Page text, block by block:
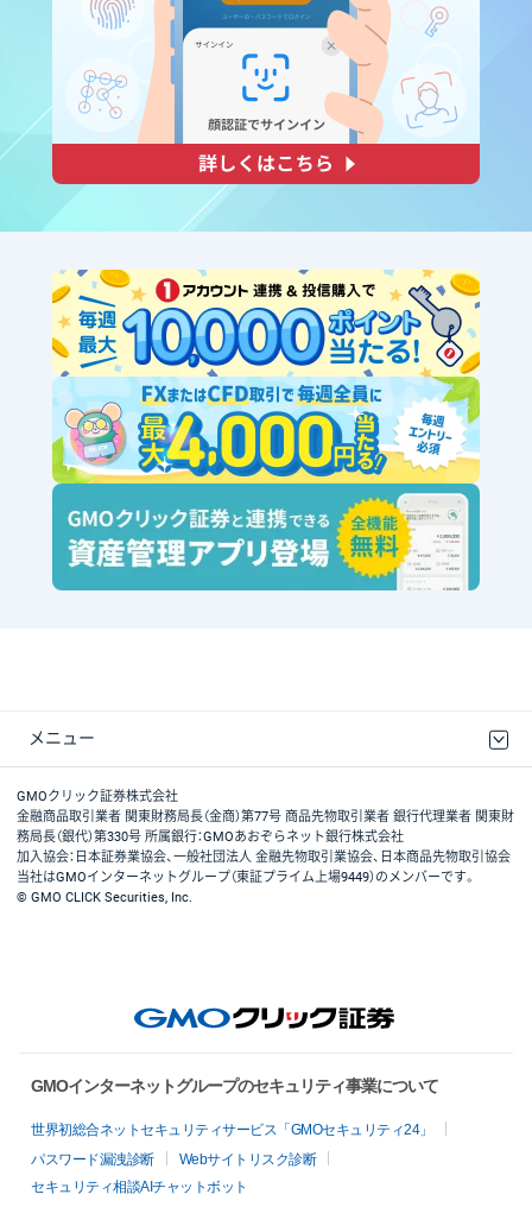
メニュー
取引規程・約款
最良執行方針
ディスクレイマー
リスク説明
GMOクリック証券ホームページ
GMOクリック証券株式会社
金融商品取引業者 関東財務局長（金商）第77号 商品先物取引業者 銀行代理業者 関東財
務局長（銀代）第330号 所属銀行：GMOあおぞらネット銀行株式会社
加入協会：日本証券業協会、一般社団法人 金融先物取引業協会、日本商品先物取引協会
当社はGMOインターネットグループ（東証プライム上場9449）のメンバーです。
© GMO CLICK Securities, Inc.
GMOインターネットグループのセキュリティ事業について
世界初総合ネットセキュリティサービス「GMOセキュリティ24」
パスワード漏洩診断
Webサイトリスク診断
セキュリティ相談AIチャットボット